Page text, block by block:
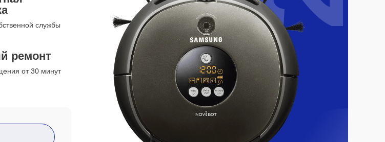
службы
ремонт
от 30 минут